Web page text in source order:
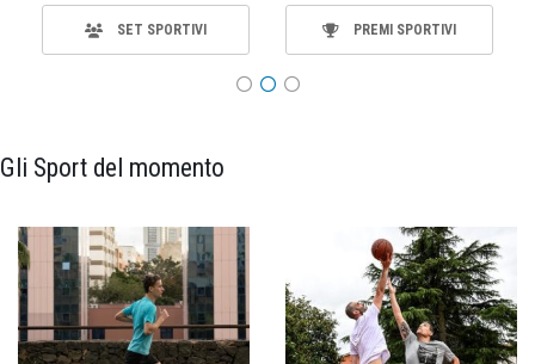
SET SPORTIVI PREMI SPORTIVI
Gli Sport del momento